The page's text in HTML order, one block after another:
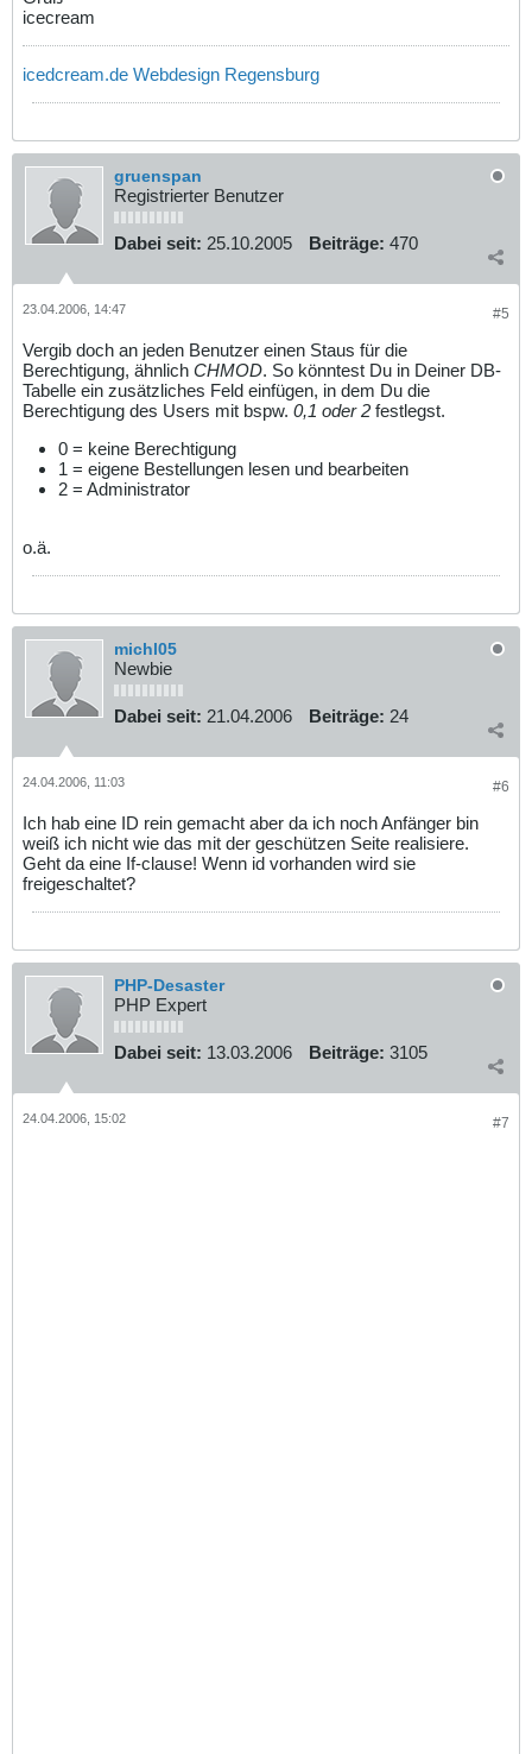
icecream
icedcream.de Webdesign Regensburg
gruenspan
Registrierter Benutzer
Dabei seit: 25.10.2005 Beiträge: 470
#5
23.04.2006, 14:47
Vergib doch an jeden Benutzer einen Staus für die
Berechtigung, ähnlich CHMOD. So könntest Du in Deiner DB-
Tabelle ein zusätzliches Feld einfügen, in dem Du die
Berechtigung des Users mit bspw. 0,1 oder 2 festlegst.
0 = keine Berechtigung
1 = eigene Bestellungen lesen und bearbeiten
2 = Administrator
o.ä.
michl05
Newbie
Dabei seit: 21.04.2006 Beiträge: 24
#6
24.04.2006, 11:03
Ich hab eine ID rein gemacht aber da ich noch Anfänger bin
weiß ich nicht wie das mit der geschützen Seite realisiere.
Geht da eine If-clause! Wenn id vorhanden wird sie
freigeschaltet?
PHP-Desaster
PHP Expert
Dabei seit: 13.03.2006 Beiträge: 3105
#7
24.04.2006, 15:02